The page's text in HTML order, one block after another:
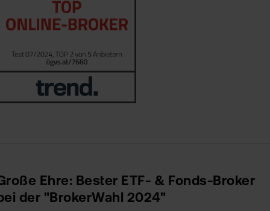
Ehre: Bester ETF- & Fonds-Broker
der "BrokerWahl 2024"